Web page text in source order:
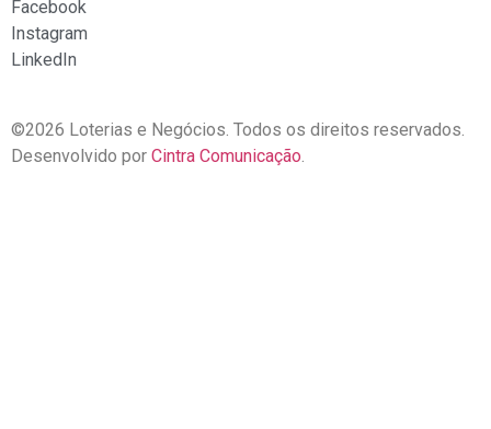
Facebook
Instagram
LinkedIn
©2026 Loterias e Negócios. Todos os direitos reservados.
Desenvolvido por Cintra Comunicação.